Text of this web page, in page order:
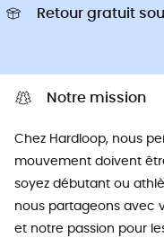
Retour gratuit
Notre mission
Chez Hardloop, nous
mouvement doivent
soyez débutant ou
nous partageons avec
et notre passion pour